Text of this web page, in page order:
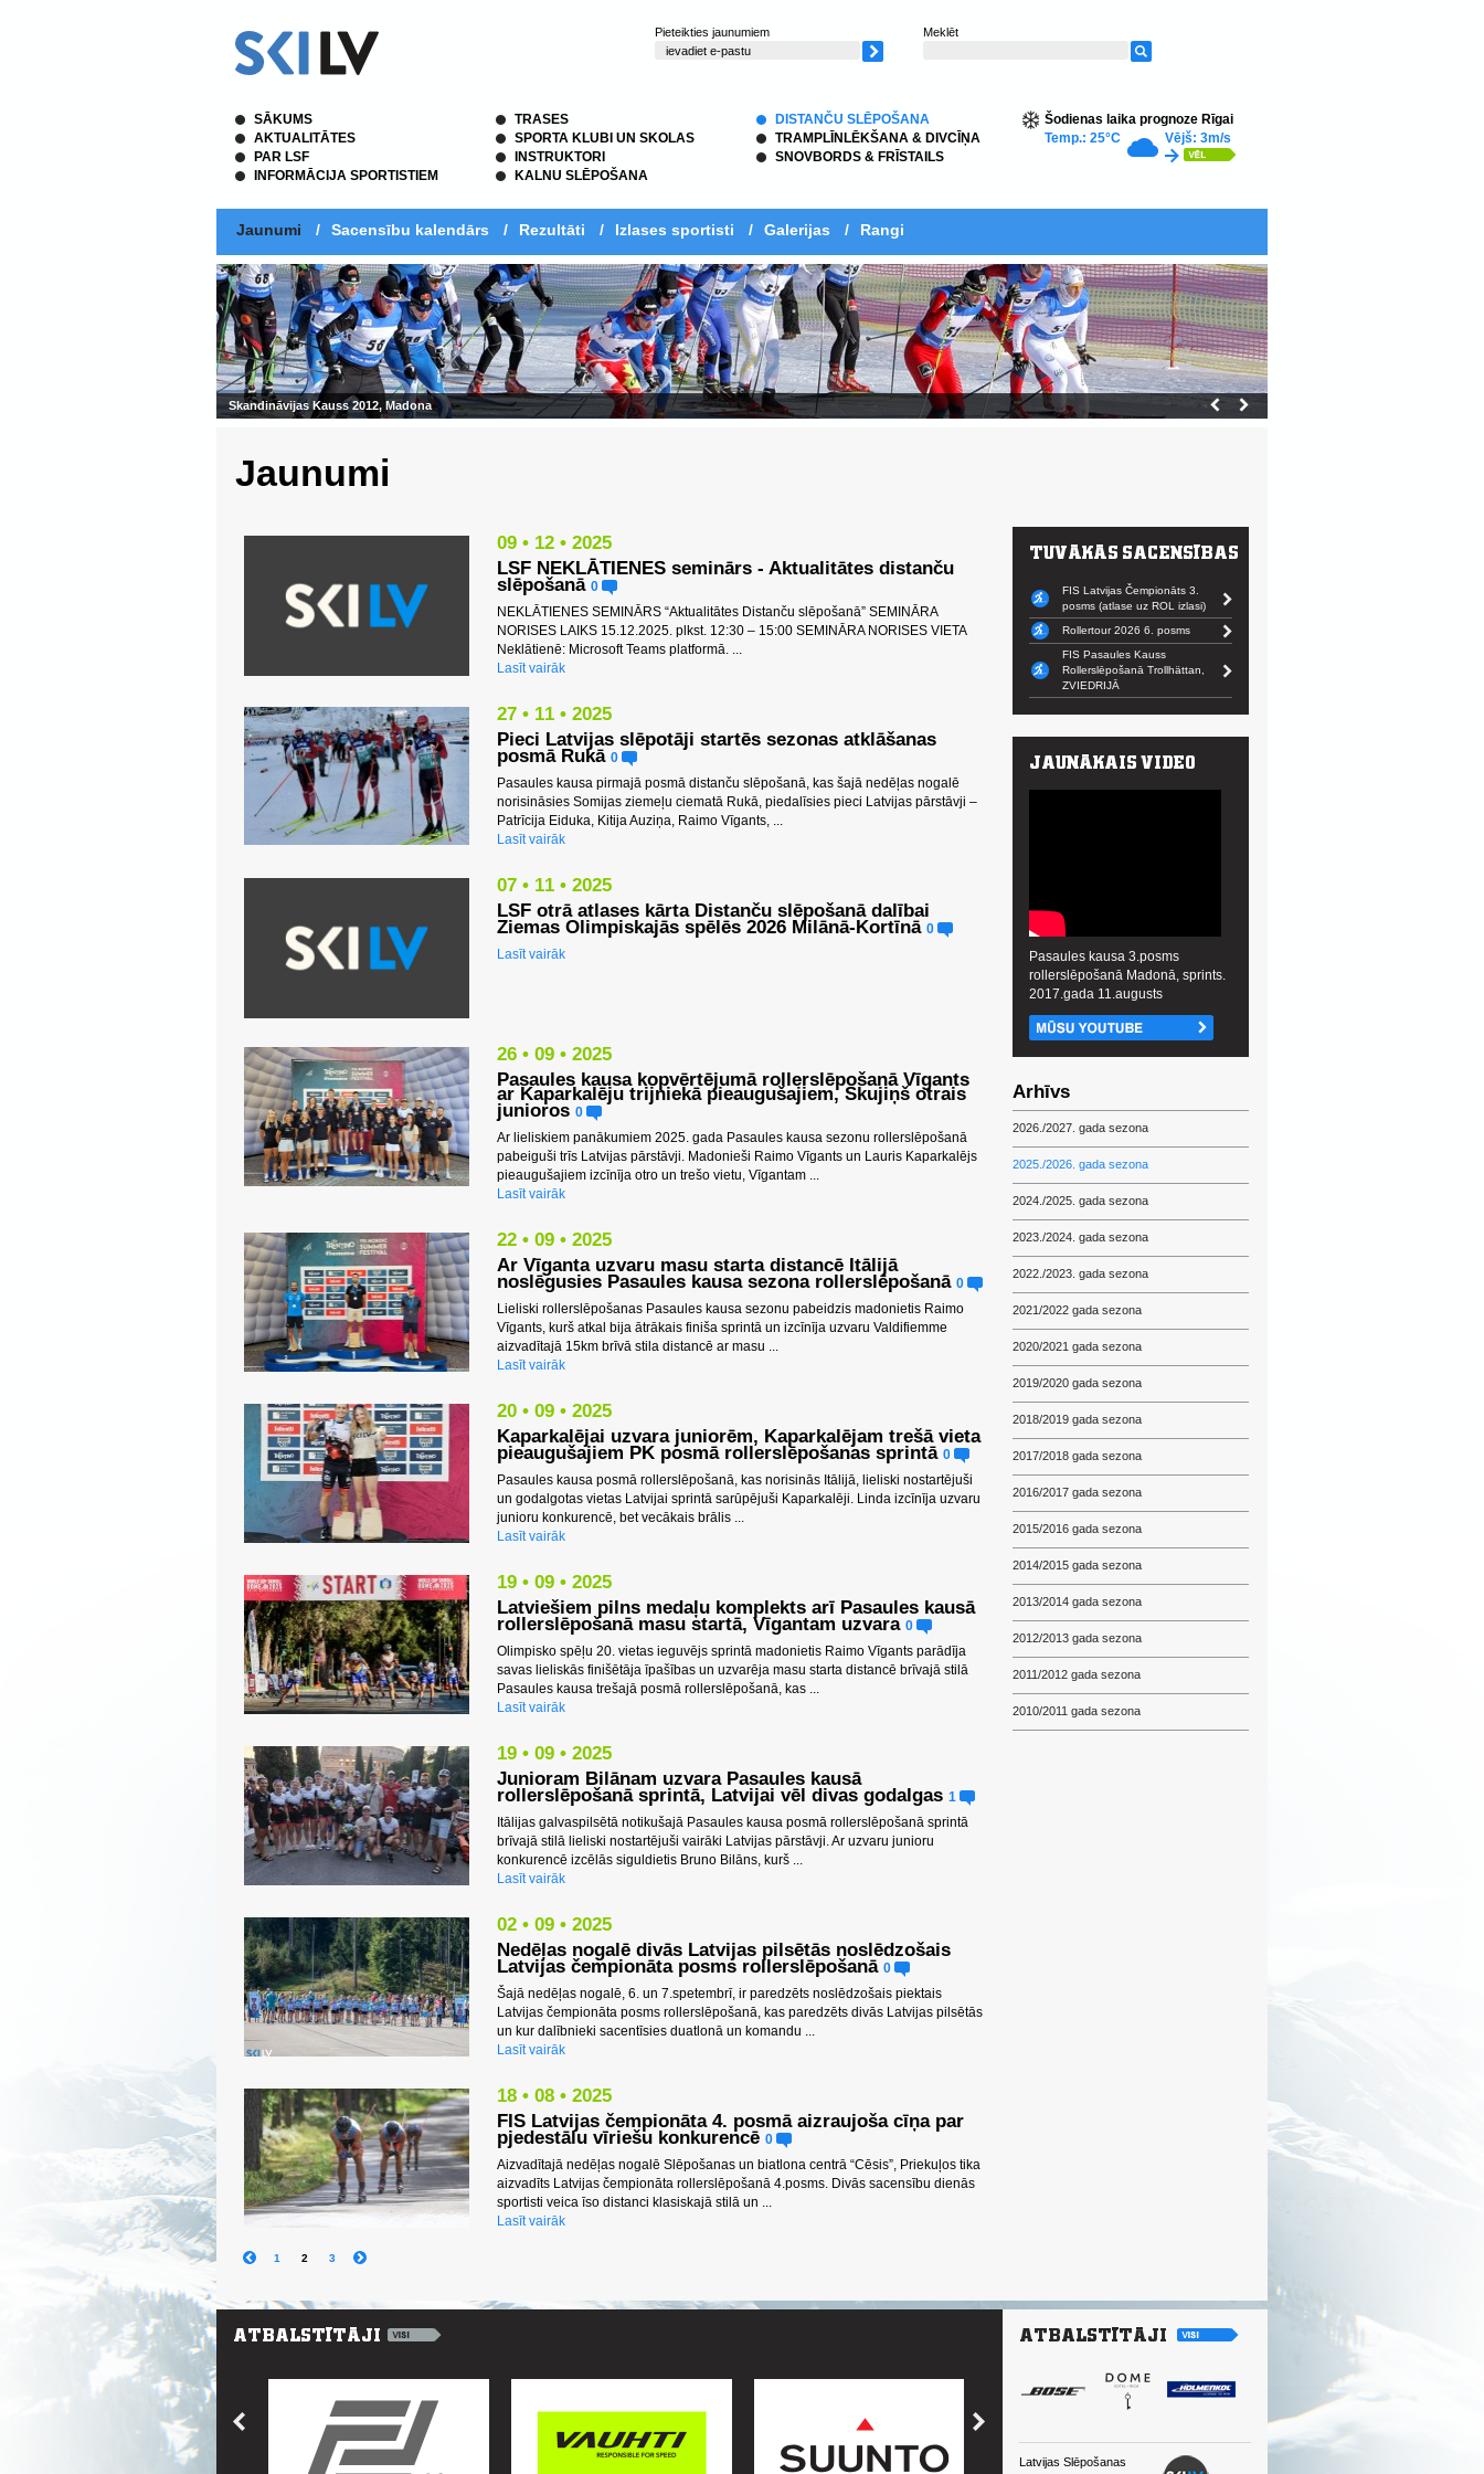
Pieteikties jaunumiem Meklēt
SĀKUMS
AKTUALITĀTES
PAR LSF
INFORMĀCIJA SPORTISTIEM
TRASES
SPORTA KLUBI UN SKOLAS
INSTRUKTORI
KALNU SLĒPOŠANA
DISTANČU SLĒPOŠANA
TRAMPLĪNLĒKŠANA & DIVCĪŅA
SNOVBORDS & FRĪSTAILS
Šodienas laika prognoze Rīgai
Temp.: 25°C
Vējš: 3m/s
Jaunumi / Sacensību kalendārs / Rezultāti / Izlases sportisti / Galerijas / Rangi
Skandināvijas Kauss 2012, Madona
Jaunumi
09 • 12 • 2025
LSF NEKLĀTIENES seminārs - Aktualitātes distanču
slēpošanā 0
NEKLĀTIENES SEMINĀRS “Aktualitātes Distanču slēpošanā” SEMINĀRA
NORISES LAIKS 15.12.2025. plkst. 12:30 – 15:00 SEMINĀRA NORISES VIETA
Neklātienē: Microsoft Teams platformā. ...
Lasīt vairāk
27 • 11 • 2025
Pieci Latvijas slēpotāji startēs sezonas atklāšanas
posmā Rukā 0
Pasaules kausa pirmajā posmā distanču slēpošanā, kas šajā nedēļas nogalē
norisināsies Somijas ziemeļu ciematā Rukā, piedalīsies pieci Latvijas pārstāvji –
Patrīcija Eiduka, Kitija Auziņa, Raimo Vīgants, ...
Lasīt vairāk
07 • 11 • 2025
LSF otrā atlases kārta Distanču slēpošanā dalībai
Ziemas Olimpiskajās spēlēs 2026 Milānā-Kortīnā 0
Lasīt vairāk
26 • 09 • 2025
Pasaules kausa kopvērtējumā rollerslēpošanā Vīgants
ar Kaparkalēju trijniekā pieaugušajiem, Skujiņš otrais
junioros 0
Ar lieliskiem panākumiem 2025. gada Pasaules kausa sezonu rollerslēpošanā
pabeiguši trīs Latvijas pārstāvji. Madonieši Raimo Vīgants un Lauris Kaparkalējs
pieaugušajiem izcīnīja otro un trešo vietu, Vīgantam ...
Lasīt vairāk
22 • 09 • 2025
Ar Vīganta uzvaru masu starta distancē Itālijā
noslēgusies Pasaules kausa sezona rollerslēpošanā 0
Lieliski rollerslēpošanas Pasaules kausa sezonu pabeidzis madonietis Raimo
Vīgants, kurš atkal bija ātrākais finiša sprintā un izcīnīja uzvaru Valdifiemme
aizvadītajā 15km brīvā stila distancē ar masu ...
Lasīt vairāk
20 • 09 • 2025
Kaparkalējai uzvara juniorēm, Kaparkalējam trešā vieta
pieaugušajiem PK posmā rollerslēpošanas sprintā 0
Pasaules kausa posmā rollerslēpošanā, kas norisinās Itālijā, lieliski nostartējuši
un godalgotas vietas Latvijai sprintā sarūpējuši Kaparkalēji. Linda izcīnīja uzvaru
junioru konkurencē, bet vecākais brālis ...
Lasīt vairāk
19 • 09 • 2025
Latviešiem pilns medaļu komplekts arī Pasaules kausā
rollerslēpošanā masu startā, Vīgantam uzvara 0
Olimpisko spēļu 20. vietas ieguvējs sprintā madonietis Raimo Vīgants parādīja
savas lieliskās finišētāja īpašības un uzvarēja masu starta distancē brīvajā stilā
Pasaules kausa trešajā posmā rollerslēpošanā, kas ...
Lasīt vairāk
19 • 09 • 2025
Junioram Bilānam uzvara Pasaules kausā
rollerslēpošanā sprintā, Latvijai vēl divas godalgas 1
Itālijas galvaspilsētā notikušajā Pasaules kausa posmā rollerslēpošanā sprintā
brīvajā stilā lieliski nostartējuši vairāki Latvijas pārstāvji. Ar uzvaru junioru
konkurencē izcēlās siguldietis Bruno Bilāns, kurš ...
Lasīt vairāk
02 • 09 • 2025
Nedēļas nogalē divās Latvijas pilsētās noslēdzošais
Latvijas čempionāta posms rollerslēpošanā 0
Šajā nedēļas nogalē, 6. un 7.spetembrī, ir paredzēts noslēdzošais piektais
Latvijas čempionāta posms rollerslēpošanā, kas paredzēts divās Latvijas pilsētās
un kur dalībnieki sacentīsies duatlonā un komandu ...
Lasīt vairāk
18 • 08 • 2025
FIS Latvijas čempionāta 4. posmā aizraujoša cīņa par
pjedestālu vīriešu konkurencē 0
Aizvadītajā nedēļas nogalē Slēpošanas un biatlona centrā “Cēsis”, Priekuļos tika
aizvadīts Latvijas čempionāta rollerslēpošanā 4.posms. Divās sacensību dienās
sportisti veica īso distanci klasiskajā stilā un ...
Lasīt vairāk
1 2 3
FIS Latvijas Čempionāts 3.
posms (atlase uz ROL izlasi)
Rollertour 2026 6. posms
FIS Pasaules Kauss
Rollerslēpošanā Trollhättan,
ZVIEDRIJĀ
Pasaules kausa 3.posms
rollerslēpošanā Madonā, sprints.
2017.gada 11.augusts
Arhīvs
2026./2027. gada sezona
2025./2026. gada sezona
2024./2025. gada sezona
2023./2024. gada sezona
2022./2023. gada sezona
2021/2022 gada sezona
2020/2021 gada sezona
2019/2020 gada sezona
2018/2019 gada sezona
2017/2018 gada sezona
2016/2017 gada sezona
2015/2016 gada sezona
2014/2015 gada sezona
2013/2014 gada sezona
2012/2013 gada sezona
2011/2012 gada sezona
2010/2011 gada sezona
Latvijas Slēpošanas